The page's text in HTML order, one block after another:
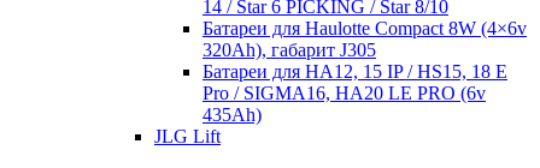
14 / Star 6 PICKING / Star 8/10
Батареи для Haulotte Compact 8W (4×6v
320Ah), габарит J305
Батареи для HA12, 15 IP / HS15, 18 E
Pro / SIGMA16, HA20 LE PRO (6v
435Ah)
JLG Lift